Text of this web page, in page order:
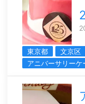
東京都 文京区
アニバーサリーケ